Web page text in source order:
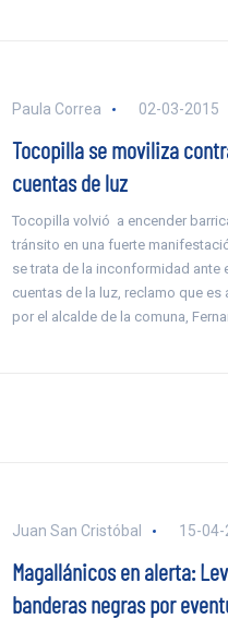
Paula Correa 02-03-2015
Tocopilla se moviliza
cuentas de luz
Tocopilla volvió a encender
tránsito en una fuerte
se trata de la inconformidad ante
cuentas de la luz, reclamo que es
por el alcalde de la comuna,
Juan San Cristóbal 15-04-
Magallánicos en alerta:
banderas negras por